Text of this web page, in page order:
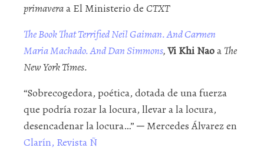
primaveraa El Ministerio de CTXT
The Book That Terrified Neil Gaiman. And Carmen
Maria Machado. And Dan Simmons,Vi Khi Naoa The
New York Times.
“Sobrecogedora, poética, dotada de una fuerza
que podría rozar la locura, llevar a la locura,
desencadenar la locura…” ─ Mercedes Álvarez en
Clarín, Revista Ñ